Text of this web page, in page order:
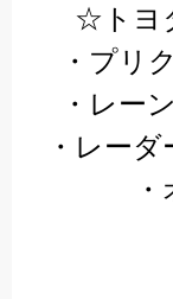
☆トヨ
・プリ
・レー
・レー